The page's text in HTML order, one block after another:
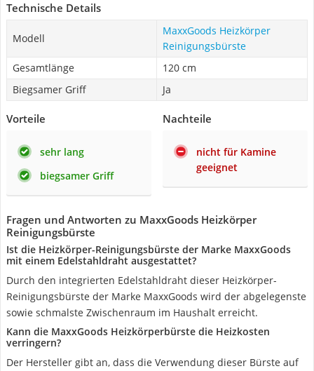
Technische Details
Modell
MaxxGoods Heizkörper
Reinigungsbürste
Gesamtlänge
120 cm
Biegsamer Griff
Ja
Vorteile
sehr lang
biegsamer Griff
Nachteile
nicht für Kamine
geeignet
Fragen und Antworten zu MaxxGoods Heizkörper
Reinigungsbürste
Ist die Heizkörper-Reinigungsbürste der Marke MaxxGoods
mit einem Edelstahldraht ausgestattet?
Durch den integrierten Edelstahldraht dieser Heizkörper-
Reinigungsbürste der Marke MaxxGoods wird der abgelegenste
sowie schmalste Zwischenraum im Haushalt erreicht.
Kann die MaxxGoods Heizkörperbürste die Heizkosten
verringern?
Der Hersteller gibt an, dass die Verwendung dieser Bürste auf